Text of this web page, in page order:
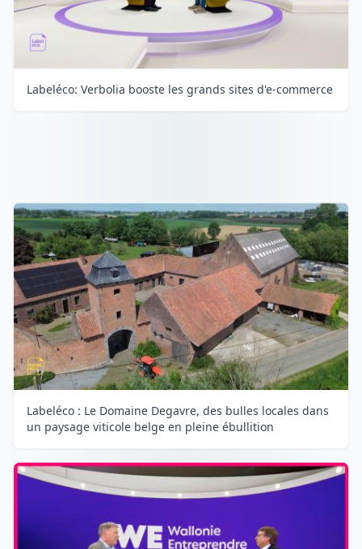
Labeléco: Verbolia booste les grands sites d'e-commerce
Labeléco : Le Domaine Degavre, des bulles locales dans
un paysage viticole belge en pleine ébullition